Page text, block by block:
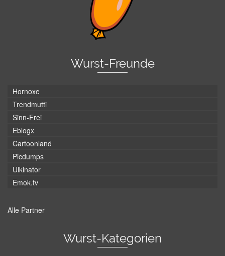
Wurst-Freunde
Hornoxe
Trendmutti
Sinn-Frei
Eblogx
Cartoonland
Picdumps
Ulkinator
Emok.tv
Alle Partner
Wurst-Kategorien